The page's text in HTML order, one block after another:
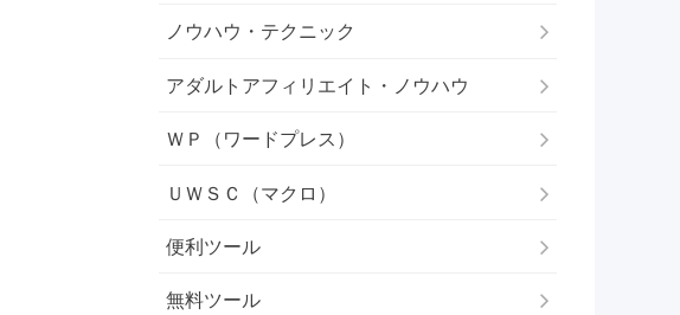
ノウハウ・テクニック
アダルトアフィリエイト・ノウハウ
ＷＰ（ワードプレス）
ＵＷＳＣ（マクロ）
便利ツール
無料ツール